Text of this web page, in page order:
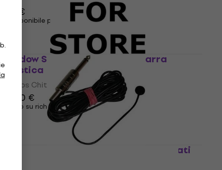
201 €
Disponibile presso il fornitore
Shadow SH-ACP-1 Pickups Chitarra
Acustica
Pickups Chitarra Acustica
92,90 €
Solo su richiesta
Shadow SH-4001 Parti di Ricambio Fiati